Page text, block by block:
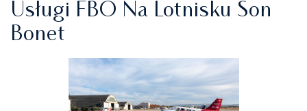
Usługi FBO Na Lotnisku Son
Bonet